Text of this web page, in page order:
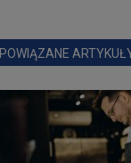
POWIĄZANE